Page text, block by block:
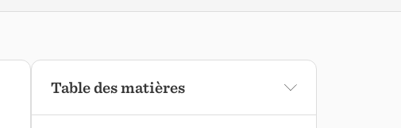
Table des matières